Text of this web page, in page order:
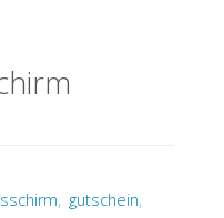
, gutschein,